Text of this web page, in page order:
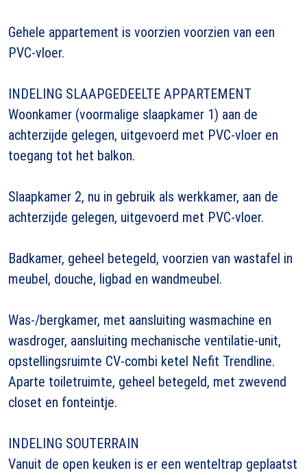
Gehele appartement is voorzien voorzien van een
PVC-vloer.
INDELING SLAAPGEDEELTE APPARTEMENT
Woonkamer (voormalige slaapkamer 1) aan de
achterzijde gelegen, uitgevoerd met PVC-vloer en
toegang tot het balkon.
Slaapkamer 2, nu in gebruik als werkkamer, aan de
achterzijde gelegen, uitgevoerd met PVC-vloer.
Badkamer, geheel betegeld, voorzien van wastafel in
meubel, douche, ligbad en wandmeubel.
Was-/bergkamer, met aansluiting wasmachine en
wasdroger, aansluiting mechanische ventilatie-unit,
opstellingsruimte CV-combi ketel Nefit Trendline.
Aparte toiletruimte, geheel betegeld, met zwevend
closet en fonteintje.
INDELING SOUTERRAIN
Vanuit de open keuken is er een wenteltrap geplaatst